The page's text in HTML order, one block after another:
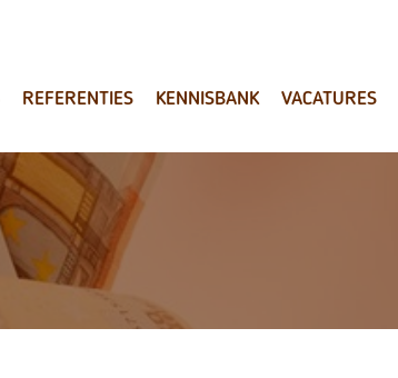
REFERENTIES KENNISBANK VACATURES